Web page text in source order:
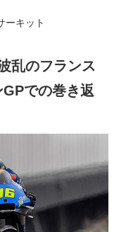
ーキット
乱のフランス
での巻き返